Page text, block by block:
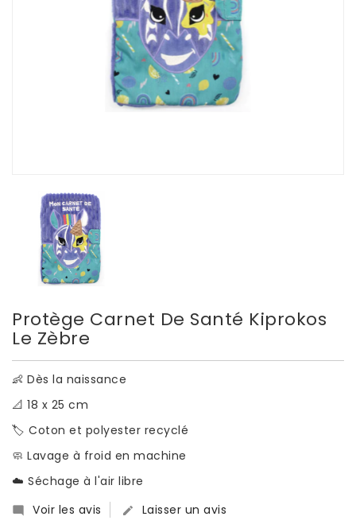
Protège Carnet De Santé Kiprokos
Le Zèbre
👶 Dès la naissance
📐 18 x 25 cm
🏷️ Coton et polyester recyclé
🧼 Lavage à froid en machine
☁️ Séchage à l'air libre
 Voir les avis  Laisser un avis